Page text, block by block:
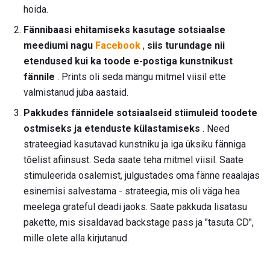
hoida.
Fännibaasi ehitamiseks kasutage sotsiaalse
meediumi nagu Facebook , siis turundage nii
etendused kui ka toode e-postiga kunstnikust
fännile . Prints oli seda mängu mitmel viisil ette
valmistanud juba aastaid.
Pakkudes fännidele sotsiaalseid stiimuleid toodete
ostmiseks ja etenduste külastamiseks . Need
strateegiad kasutavad kunstniku ja iga üksiku fänniga
tõelist afiinsust. Seda saate teha mitmel viisil. Saate
stimuleerida osalemist, julgustades oma fänne reaalajas
esinemisi salvestama - strateegia, mis oli väga hea
meelega grateful deadi jaoks. Saate pakkuda lisatasu
pakette, mis sisaldavad backstage pass ja "tasuta CD",
mille olete alla kirjutanud.